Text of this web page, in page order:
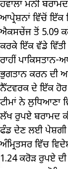
ਹਵਾਲਾ ਮਨੀ
ਆਪ੍ਰੇਸ਼ਨਾਂ ਵਿੱਚੋਂ ਇੱਕ
ਐਕਸਚੇਂਜ ਤੋਂ 5.09
ਕਰਕੇ ਇੱਕ ਵੱਡੇ
ਰਾਹੀਂ
ਭੁਗਤਾਨ ਕਰਨ ਦੀ
ਨੈੱਟਵਰਕ ਦੇ ਇੱਕ ਹੋਰ
ਟੀਮਾਂ ਨੇ ਲੁਧਿਆਣਾ
ਲੱਖ ਰੁਪਏ ਬਰਾਮਦ
ਫੰਡ ਦੇਣ ਲਈ ਪੇਸ਼ਗੀ
ਅੰਮ੍ਰਿਤਸਰ ਵਿੱਚ
1.24 ਕਰੋੜ ਰੁਪਏ